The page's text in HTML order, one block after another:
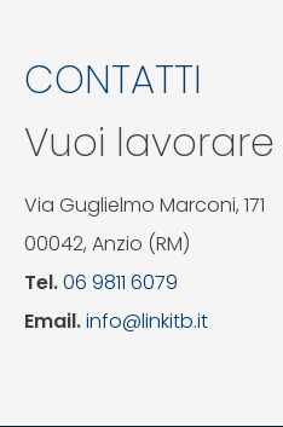
CONTATTI
Vuoi
Via Guglielmo Marconi, 171
00042, Anzio (RM)
Tel.06 9811 6079
Email.info@linkitb.it